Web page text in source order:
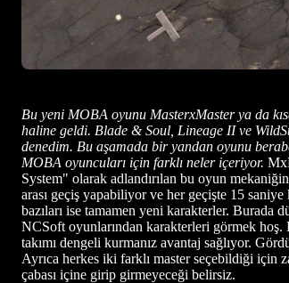
Bu yeni MOBA oyunu MasterxMaster ya da
haline geldi. Blade & Soul, Lineage II ve
denedim. Bu aşamada bir yandan oyunu
MOBA oyuncuları için farklı neler içeriyor.
System" olarak adlandırılan bu oyun
arası geçiş yapabiliyor ve her geçişte 15
bazıları ise tamamen yeni karakterler.
NCSoft oyunlarından karakterleri görmek
takımı dengeli kurmanız avantaj sağlıyor.
Ayrıca herkes iki farklı master seçebildiği
çabası içine girip girmeyeceği belirsiz.